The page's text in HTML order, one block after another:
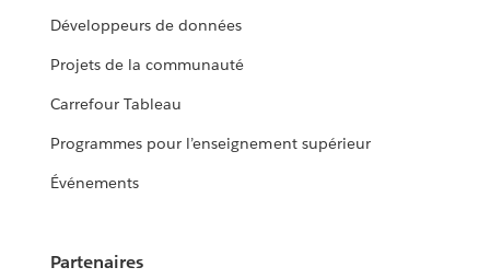
Développeurs de données
Projets de la communauté
Carrefour Tableau
Programmes pour l’enseignement supérieur
Événements
Partenaires